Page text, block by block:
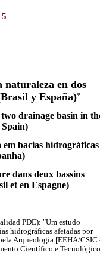
naturaleza en dos
y España)*
drainage basin in
em bacias hidrográficas
dans deux bassins
et en Espagne)
PDE): "Um estudo
hidrográficas afetadas por
Arqueologia [EEHA/CSIC
Científico e Tecnológico